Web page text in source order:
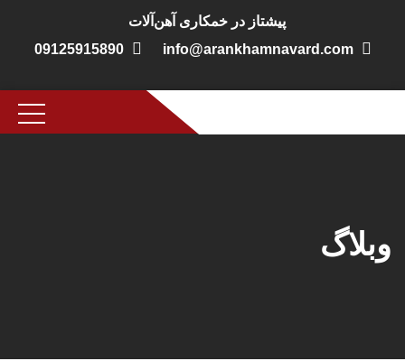
پیشتاز در خمکاری آهن‌آلات
info@arankhamnavard.com
09125915890
وبلاگ